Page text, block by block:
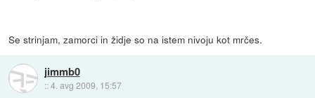
Se strinjam, zamorci in židje so na istem nivoju kot mrčes.
jimmb0
::4. avg 2009, 15:57